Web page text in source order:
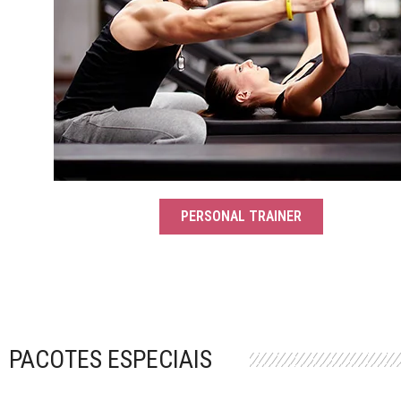
PERSONAL TRAINER
PACOTES ESPECIAIS